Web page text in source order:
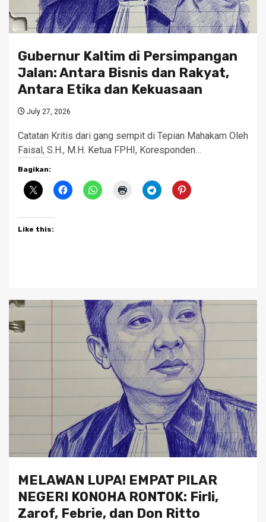
Gubernur Kaltim di Persimpangan
Jalan: Antara Bisnis dan Rakyat,
Antara Etika dan Kekuasaan
July 27, 2026
Catatan Kritis dari gang sempit di Tepian Mahakam Oleh
Faisal, S.H., M.H. Ketua FPHI, Koresponden…
Bagikan:
Like this:
MELAWAN LUPA! EMPAT PILAR
NEGERI KONOHA RONTOK: Firli,
Zarof, Febrie, dan Don Ritto